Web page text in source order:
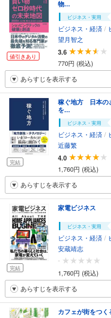
値引きあり
物...
ビジネス・実用
ビジネス・経済 /
望月智之
3.6
770円 (税込)
あらすじを表示する
完結
稼ぐ地方 日本の
を...
ビジネス・実用
ビジネス・経済 /
近藤繁
4.0
1,760円 (税込)
あらすじを表示する
完結
家電ビジネス
ビジネス・実用
ビジネス・経済 /
安蔵靖志
-
1,760円 (税込)
あらすじを表示する
カフェが街をつく